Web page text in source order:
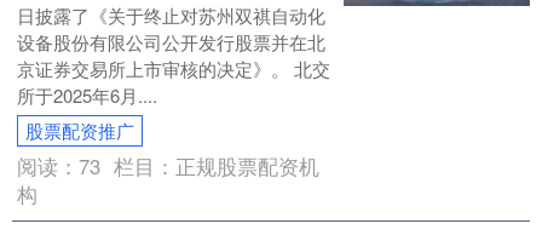
日披露了《关于终止对苏州双祺自动化
设备股份有限公司公开发行股票并在北
京证券交易所上市审核的决定》。 北交
所于2025年6月....
股票配资推广
阅读：73 栏目： 正规股票配资机
构